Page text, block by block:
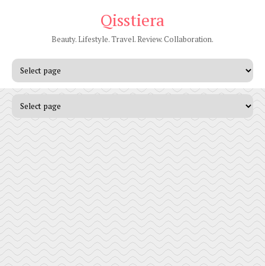
Qisstiera
Beauty. Lifestyle. Travel. Review. Collaboration.